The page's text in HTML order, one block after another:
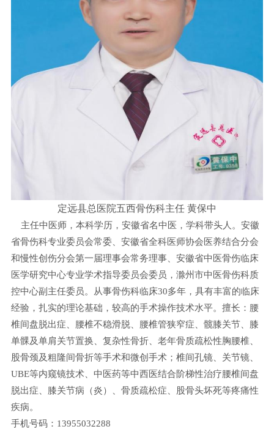
定远县总医院五西骨伤科主任 黄保中
主任中医师，本科学历，安徽省名中医，学科带头人。安徽
省骨伤科专业委员会常委、安徽省全科医师协会医养结合分会
和慢性创伤分会第一届理事会常务理事、安徽省中医骨伤临床
医学研究中心专业学术指导委员会委员，滁州市中医骨伤科质
控中心副主任委员。从事骨伤科临床30多年，具有丰富的临床
经验，扎实的理论基础，较高的手术操作技术水平。擅长：腰
椎间盘脱出症、腰椎不稳滑脱、腰椎管狭窄症、髋膝关节、膝
单髁及单肩关节置换、复杂性骨折、老年骨质疏松性胸腰椎、
股骨颈及粗隆间骨折等手术和微创手术；椎间孔镜、关节镜、
UBE等内窥镜技术、中医药等中西医结合阶梯性治疗腰椎间盘
脱出症、膝关节病（炎）、骨质疏松症、股骨头坏死等疼痛性
疾病。
手机号码：13955032288